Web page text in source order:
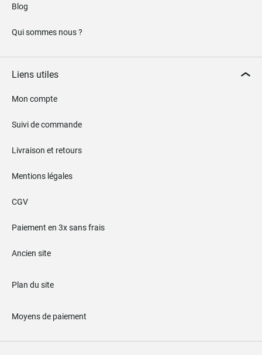
Blog
Qui sommes nous ?
Liens utiles
Mon compte
Suivi de commande
Livraison et retours
Mentions légales
CGV
Paiement en 3x sans frais
Ancien site
Plan du site
Moyens de paiement